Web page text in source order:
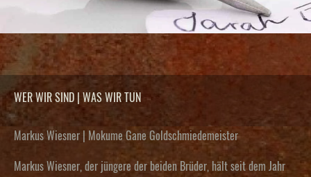
WER WIR SIND | WAS WIR TUN
Markus Wiesner | Mokume Gane Goldschmiedemeister
Markus Wiesner, der jüngere der beiden Brüder, hält seit dem Jahr